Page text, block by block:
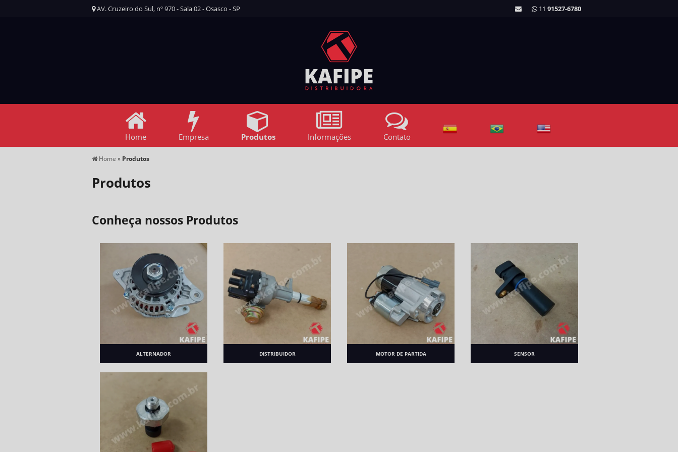
AV. Cruzeiro do Sul, nº 970 - Sala 02 - Osasco - SP 11 91527-6780
Home Empresa Produtos Informações Contato
Home » Produtos
Produtos
Conheça nossos Produtos
ALTERNADOR DISTRIBUIDOR MOTOR DE PARTIDA SENSOR